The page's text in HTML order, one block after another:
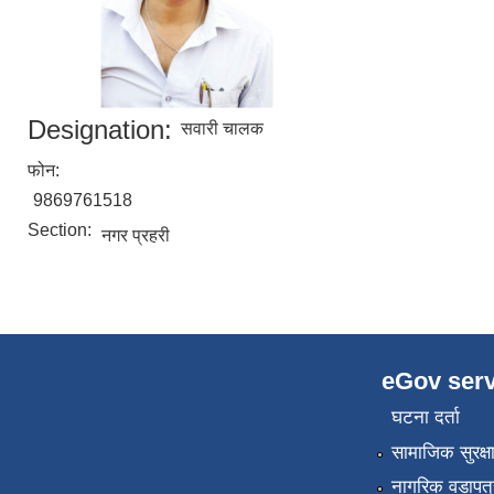
Designation: सवारी चालक
फोन:
9869761518
Section: नगर प्रहरी
eGov
घटना दर्ता
सामाजिक सुरक्षा
नागरिक